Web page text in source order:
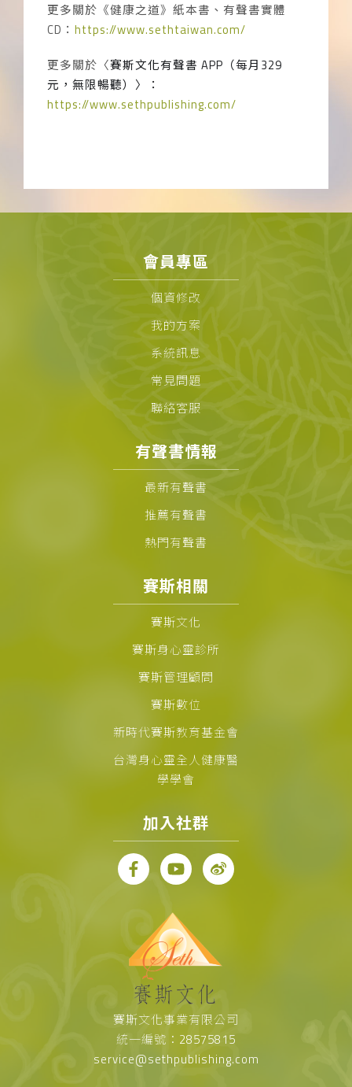
更多關於《健康之道》紙本書、有聲書實體
CD ： https://www.sethtaiwan.com/
更多關於〈賽斯文化有聲書 APP （每月 329
元，無限暢聽）〉：
https://www.sethpublishing.com/
會員專區
個資修改
我的方案
系統訊息
常見問題
聯絡客服
有聲書情報
最新有聲書
推薦有聲書
熱門有聲書
賽斯相關
賽斯文化
賽斯身心靈診所
賽斯管理顧問
賽斯數位
新時代賽斯教育基金會
台灣身心靈全人健康醫
學學會
加入社群
賽斯文化事業有限公司
統一編號：28575815
service@sethpublishing.com